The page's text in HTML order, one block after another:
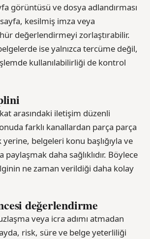
görüntüsü ve dosya adlandırması
kesilmiş imza veya
değerlendirmeyi zorlaştırabilir.
ise yalnızca tercüme değil,
kullanılabilirliği de kontrol
arasındaki iletişim düzenli
farklı kanallardan parça parça
belgeleri konu başlığıyla ve
paylaşmak daha sağlıklıdır. Böylece
ne zaman verildiği daha kolay
değerlendirme
veya icra adımı atmadan
risk, süre ve belge yeterliliği